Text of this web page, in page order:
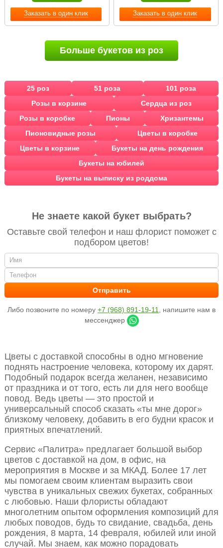
Заказать в один клик Заказать в один клик
Больше букетов из роз
25 роз 51 роза
101 роза
Розы в корзине
Сердца из роз
Розы в коробке
Пионы
Хризантемы
Пионовидные розы
Цветы в коробке
Цветы в корзине
Букеты на день рождения
Букеты на юбилей
Букеты на выписку из роддома
Не знаете какой букет выбрать?
Оставьте свой телефон и наш флорист поможет с
подбором цветов!
Либо позвоните по номеру +7 (968) 891-19-11
, напишите нам в
мессенджер
Цветы с доставкой способны в одно мгновение
поднять настроение человека, которому их дарят.
Подобный подарок всегда желанен, независимо
от праздника и от того, есть ли для него вообще
повод. Ведь цветы — это простой и
универсальный способ сказать «ты мне дорог»
близкому человеку, добавить в его будни красок и
приятных впечатлений.
Сервис «Палитра» предлагает большой выбор
цветов с доставкой на дом, в офис, на
мероприятия в Москве и за МКАД. Более 17 лет
мы помогаем своим клиентам выразить свои
чувства в уникальных свежих букетах, собранных
с любовью. Наши флористы обладают
многолетним опытом оформления композиций для
любых поводов, будь то свидание, свадьба, день
рождения, 8 марта, 14 февраля, юбилей или иной
случай. Мы знаем, как можно порадовать